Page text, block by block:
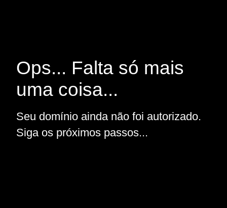
Ops... Falta só mais
uma coisa...
Seu domínio ainda não foi autorizado.
Siga os próximos passos...